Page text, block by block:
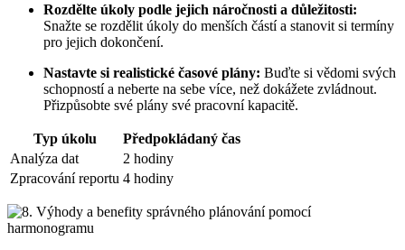
Rozdělte úkoly podle jejich náročnosti a důležitosti:
Snažte se rozdělit úkoly do menších částí a stanovit si termíny
pro jejich dokončení.
Nastavte si realistické časové plány: Buďte si vědomi svých
schopností a neberte na sebe více, než dokážete zvládnout.
Přizpůsobte své plány své pracovní kapacitě.
Typ úkolu
Předpokládaný čas
Analýza dat
2 hodiny
Zpracování reportu 4 hodiny